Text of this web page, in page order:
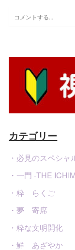
カテゴリー
・必見のスペシャ
・一門 -THE
・粋 らくご
・夢 寄席
・粋な文明開化
・鮮 あざやか